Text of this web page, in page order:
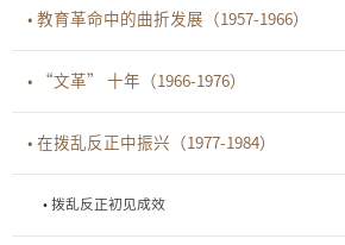
• 教育革命中的曲折发展（1957-1966）
• “文革” 十年（1966-1976）
• 在拨乱反正中振兴（1977-1984）
• 拨乱反正初见成效